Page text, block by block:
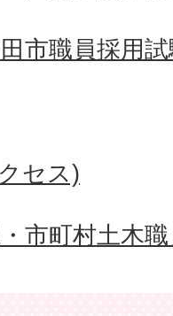
市職員採用
セス)
市町村土木